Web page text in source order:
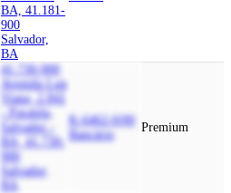
BA, 41.181-
900
Salvador,
BA
41.730-900
Avenida Luis
Viana, 2.841
- Paralela,
Salvador -
BA, 41.730-
900
Salvador,
BA
K-6462-0/00
Bancário
Premium